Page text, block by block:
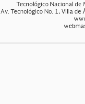
Tecnológico Nacional
Av. Tecnológico No. 1, Villa de